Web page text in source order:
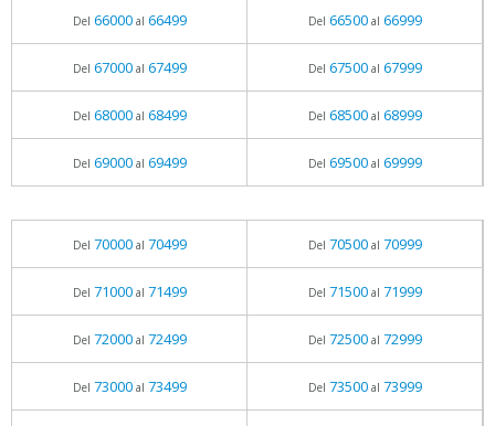
Del 66000al 66499 Del 66500al 66999
Del 67000al 67499 Del 67500al 67999
Del 68000al 68499 Del 68500al 68999
Del 69000al 69499 Del 69500al 69999
Del 70000al 70499 Del 70500al 70999
Del 71000al 71499 Del 71500al 71999
Del 72000al 72499 Del 72500al 72999
Del 73000al 73499 Del 73500al 73999